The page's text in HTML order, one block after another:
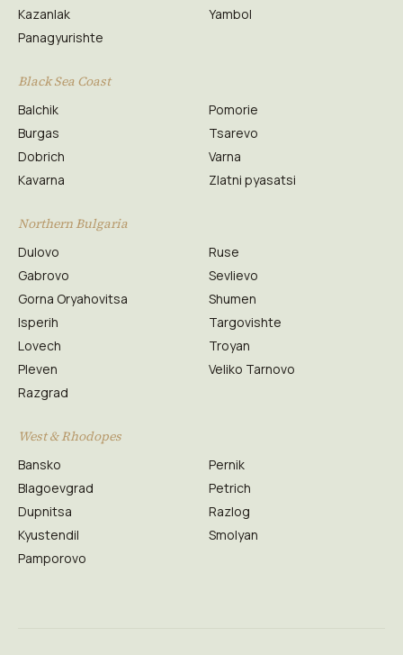
Kazanlak
Panagyurishte
Yambol
Black Sea Coast
Balchik
Burgas
Dobrich
Kavarna
Pomorie
Tsarevo
Varna
Zlatni pyasatsi
Northern Bulgaria
Dulovo
Gabrovo
Gorna Oryahovitsa
Isperih
Lovech
Pleven
Razgrad
Ruse
Sevlievo
Shumen
Targovishte
Troyan
Veliko Tarnovo
West & Rhodopes
Bansko
Blagoevgrad
Dupnitsa
Kyustendil
Pamporovo
Pernik
Petrich
Razlog
Smolyan